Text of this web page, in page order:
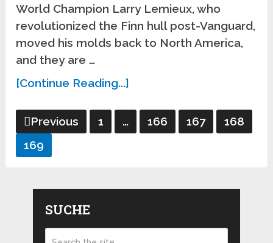
World Champion Larry Lemieux, who
revolutionized the Finn hull post-Vanguard,
moved his molds back to North America,
and they are …
[Continue Reading...]
Seitennummerierung
der
Beiträge
Previous 1 … 166 167
168
169
SUCHE